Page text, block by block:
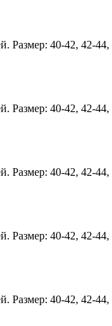
Размер: 40-42, 42-
Размер: 40-42, 42-
Размер: 40-42, 42-
Размер: 40-42, 42-
Размер: 40-42, 42-